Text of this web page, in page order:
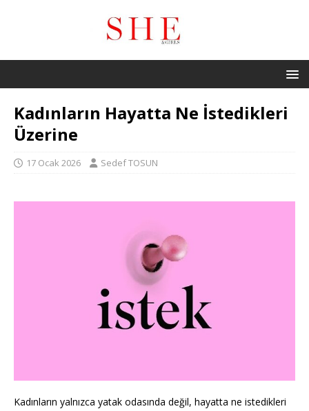
Kadınların Hayatta Ne İstedikleri
Üzerine
17 Ocak 2026 Sedef TOSUN
Kadınların yalnızca yatak odasında değil, hayatta ne istedikleri